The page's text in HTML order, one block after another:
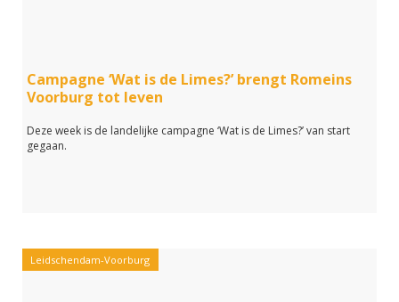
Campagne ‘Wat is de Limes?’ brengt Romeins
Voorburg tot leven
Deze week is de landelijke campagne ‘Wat is de Limes?’ van start
gegaan.
Leidschendam-Voorburg